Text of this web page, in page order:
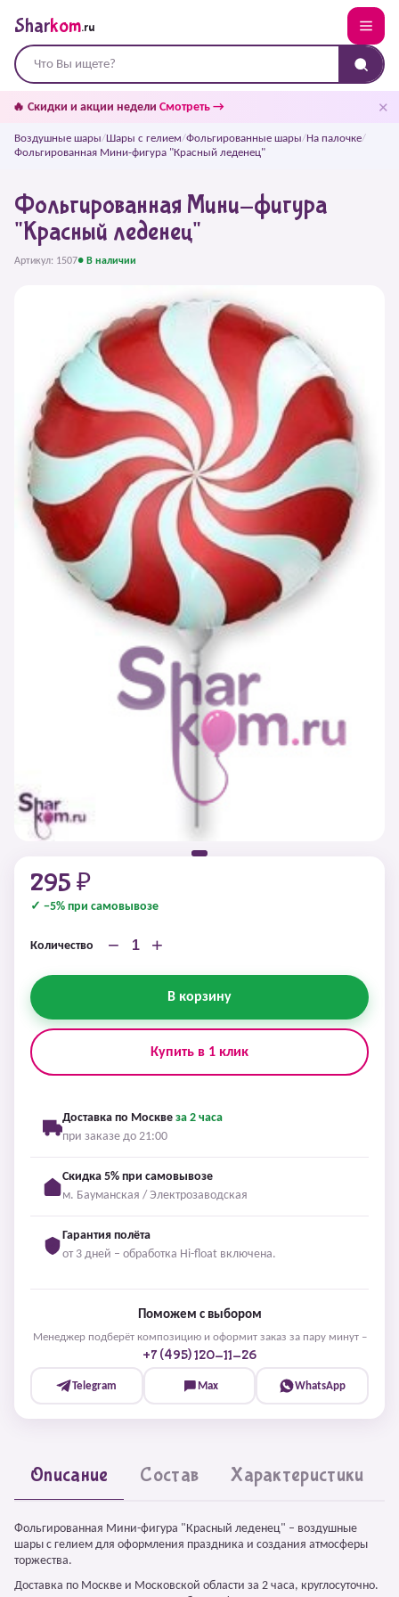
Sharkom.ru
🔥 Скидки и акции недели Смотреть → ✕
Воздушные шары/Шары с гелием/Фольгированные шары/На палочке/
Фольгированная Мини-фигура "Красный леденец"
Фольгированная Мини-фигура
"Красный леденец"
Артикул: 1507● В наличии
295 ₽
✓ −5% при самовывозе
Количество − +
В корзину
Купить в 1 клик
Доставка по Москве за 2 часа
при заказе до 21:00
Скидка 5% при самовывозе
м. Бауманская / Электрозаводская
Гарантия полёта
от 3 дней – обработка Hi-float включена.
Поможем с выбором
Менеджер подберёт композицию и оформит заказ за пару минут –
+7 (495) 120-11-26
Telegram Max WhatsApp
Описание Состав Характеристики
Фольгированная Мини-фигура "Красный леденец" – воздушные
шары с гелием для оформления праздника и создания атмосферы
торжества.
Доставка по Москве и Московской области за 2 часа, круглосуточно.